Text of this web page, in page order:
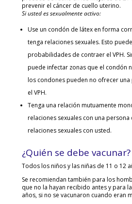
prevenir el cáncer de cuello uterino.
Si usted es sexualmente activo:
Use un condón de látex en forma
tenga relaciones sexuales. Esto
probabilidades de contraer el VPH.
puede infectar zonas que el condón
los condones pueden no ofrecer
el VPH.
Tenga una relación mutuamente
relaciones sexuales con una persona
relaciones sexuales con usted.
¿Quién se debe vacunar?
Todos los niños y las niñas de 11 o 12
Se recomiendan también para los
que no la hayan recibido antes y para
años, si no se vacunaron cuando eran